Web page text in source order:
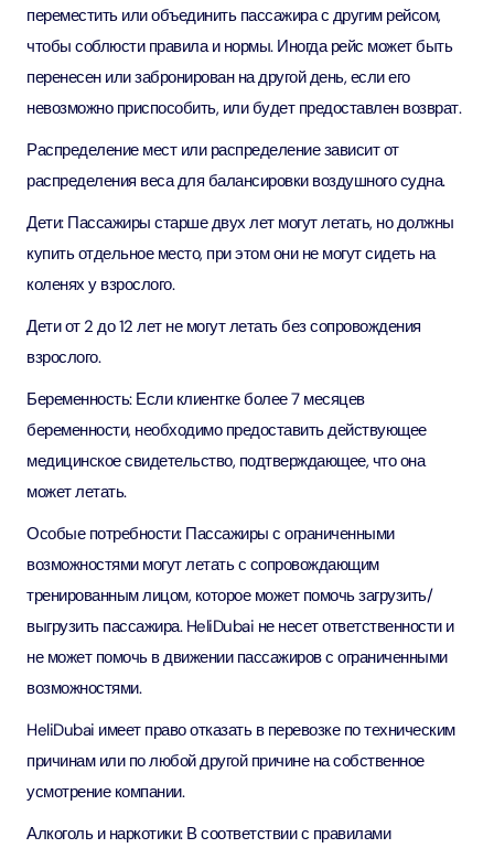
переместить или объединить пассажира с другим рейсом,
чтобы соблюсти правила и нормы. Иногда рейс может быть
перенесен или забронирован на другой день, если его
невозможно приспособить, или будет предоставлен возврат.
Распределение мест или распределение зависит от
распределения веса для балансировки воздушного судна.
Дети: Пассажиры старше двух лет могут летать, но должны
купить отдельное место, при этом они не могут сидеть на
коленях у взрослого.
Дети от 2 до 12 лет не могут летать без сопровождения
взрослого.
Беременность: Если клиентке более 7 месяцев
беременности, необходимо предоставить действующее
медицинское свидетельство, подтверждающее, что она
может летать.
Особые потребности: Пассажиры с ограниченными
возможностями могут летать с сопровождающим
тренированным лицом, которое может помочь загрузить/
выгрузить пассажира. HeliDubai не несет ответственности и
не может помочь в движении пассажиров с ограниченными
возможностями.
HeliDubai имеет право отказать в перевозке по техническим
причинам или по любой другой причине на собственное
усмотрение компании.
Алкоголь и наркотики: В соответствии с правилами